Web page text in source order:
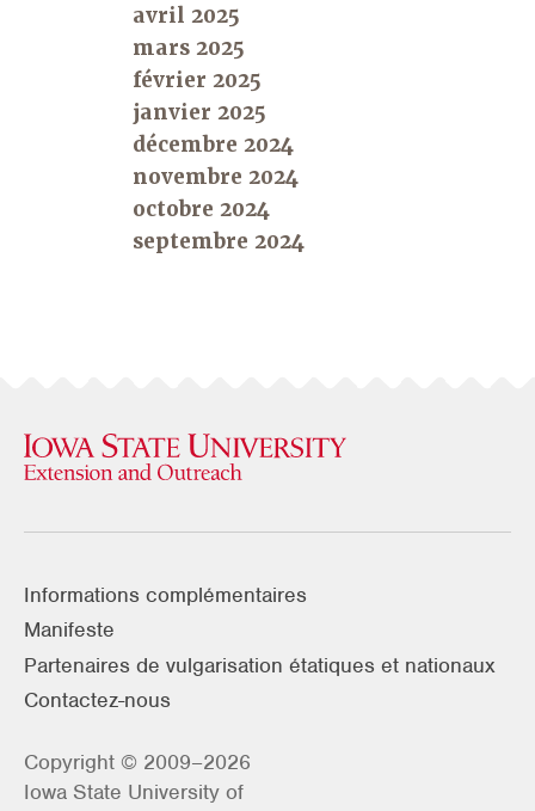
avril 2025
mars 2025
février 2025
janvier 2025
décembre 2024
novembre 2024
octobre 2024
septembre 2024
Informations complémentaires
Manifeste
Partenaires de vulgarisation étatiques et nationaux
Contactez-nous
Copyright © 2009–2026
Iowa State University of